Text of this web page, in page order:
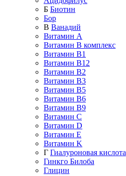
Б Биотин
Бор
В Ванадий
Витамин A
Витамин B комплекс
Витамин B1
Витамин B12
Витамин B2
Витамин B3
Витамин B5
Витамин B6
Витамин B9
Витамин C
Витамин D
Витамин E
Витамин K
Г Гиалуроновая кислота
Гинкго Билоба
Глицин